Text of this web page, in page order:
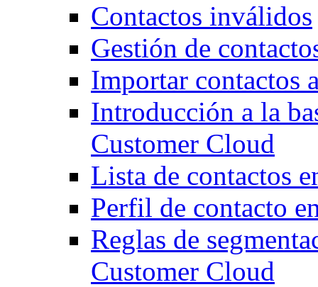
Contactos inválidos
Gestión de
Importar contactos
Introducción a la
Customer Cloud
Lista de contactos
Perfil de contacto
Reglas de
Customer Cloud